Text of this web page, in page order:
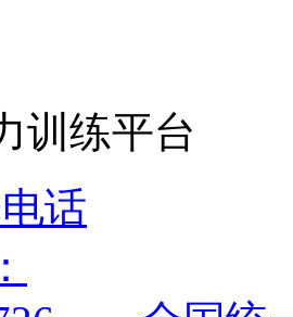
训练平台